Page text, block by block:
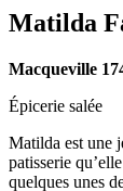
Matilda
Macqueville
Épicerie salée
Matilda est une
patisserie
quelques unes